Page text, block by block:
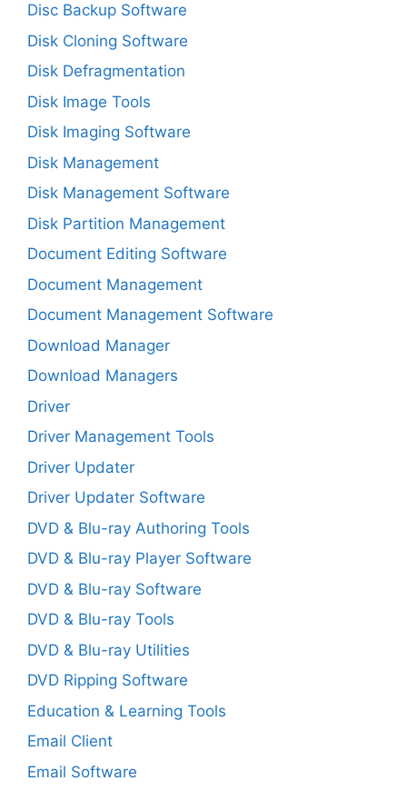
Disc Backup Software
Disk Cloning Software
Disk Defragmentation
Disk Image Tools
Disk Imaging Software
Disk Management
Disk Management Software
Disk Partition Management
Document Editing Software
Document Management
Document Management Software
Download Manager
Download Managers
Driver
Driver Management Tools
Driver Updater
Driver Updater Software
DVD & Blu-ray Authoring Tools
DVD & Blu-ray Player Software
DVD & Blu-ray Software
DVD & Blu-ray Tools
DVD & Blu-ray Utilities
DVD Ripping Software
Education & Learning Tools
Email Client
Email Software